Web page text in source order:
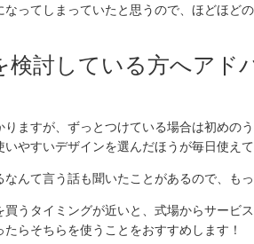
ってしまっていたと思うので、ほどほど
検討している方へアド
ますが、ずっとつけている場合は初めの
やすいデザインを選んだほうが毎日使えて
んて言う話も聞いたことがあるので、も
うタイミングが近いと、式場からサービ
らそちらを使うことをおすすめします！